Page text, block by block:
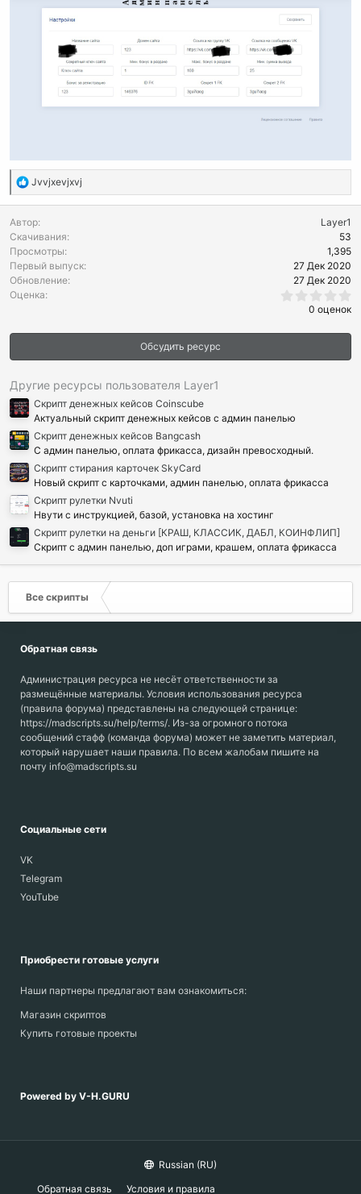
Р
е
к
ц
и
и
:
Jvvjxevjxvj
Автор
Layer1
Скачивания
53
Просмотры
1,395
Первый выпуск
27 Дек 2020
Обновление
27 Дек 2020
Оценка
.
0
з
ё
0 оценок
Обсудить ресурс
Другие ресурсы пользователя Layer1
Скрипт денежных кейсов Coinscube
Актуальный скрипт денежных кейсов с админ панелью
Скрипт денежных кейсов Bangcash
С админ панелью, оплата фрикасса, дизайн превосходный.
Скрипт стирания карточек SkyCard
Новый скрипт с карточками, админ панелью, оплата фрикасса
Скрипт рулетки Nvuti
Нвути с инструкцией, базой, установка на хостинг
Скрипт рулетки на деньги [КРАШ, КЛАССИК, ДАБЛ, КОИНФЛИП]
Скрипт с админ панелью, доп играми, крашем, оплата фрикасса
Все скрипты
Обратная связь
Администрация ресурса не несёт ответственности за
размещённые материалы. Условия использования ресурса
(правила форума) представлены на следующей странице:
https://madscripts.su/help/terms/. Из-за огромного потока
сообщений стафф (команда форума) может не заметить материал,
который нарушает наши правила. По всем жалобам пишите на
почту info@madscripts.su
Социальные сети
VK
Telegram
YouTube
Приобрести готовые услуги
Наши партнеры предлагают вам ознакомиться:
Магазин скриптов
Купить готовые проекты
Powered by V-H.GURU
Russian (RU)
Обратная связь
Условия и правила